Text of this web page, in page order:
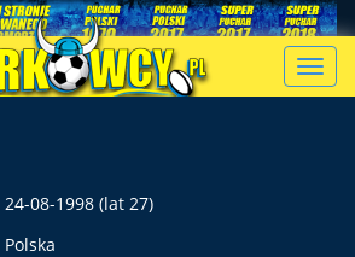
24-08-1998 (lat 27)
Polska